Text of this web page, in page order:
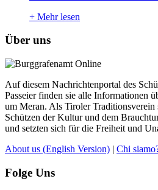
+ Mehr lesen
Über uns
Auf diesem Nachrichtenportal des
Passeier finden sie alle Informationen
um Meran. Als Tiroler
Schützen der Kultur und dem
und setzten sich für die Freiheit und
About us (English Version) | Chi
Folge Uns